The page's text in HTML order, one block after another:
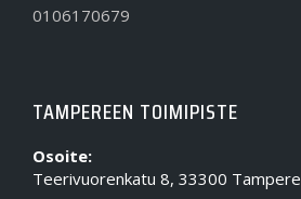
0106170679
TAMPEREEN TOIMIPISTE
Osoite:
Teerivuorenkatu 8, 33300 Tampere